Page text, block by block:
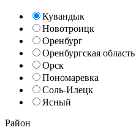
Кувандык
Новотроицк
Оренбург
Оренбургская область
Орск
Пономаревка
Соль-Илецк
Ясный
Район